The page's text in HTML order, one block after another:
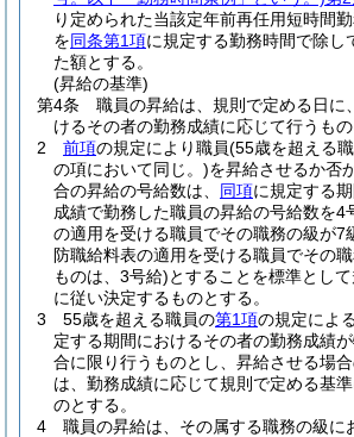
り定められた当該定年前再任用短時間
を同条第1項に規定する勤務時間で除し
た額とする。
(昇給の基準)
第4条
職員の昇給は、規則で定める日に
けるその者の勤務成績に応じて行うもの
2
前項の規定により職員(55歳を超える
の項において同じ。)を昇給させるか否
合の昇給の号給数は、 同項に規定する
成績で勤務した職員の昇給の号給数を4
の適用を受ける職員でその職務の級が7
防職給料表の適用を受ける職員でその
ものは、3号給)とすることを標準とし
に従い決定するものとする。
3
55歳を超える職員の第1項の規定によ
定する期間におけるその者の勤務成績
合に限り行うものとし、昇給させる場
は、勤務成績に応じて規則で定める基
のとする。
4
職員の昇給は、その属する職務の級に